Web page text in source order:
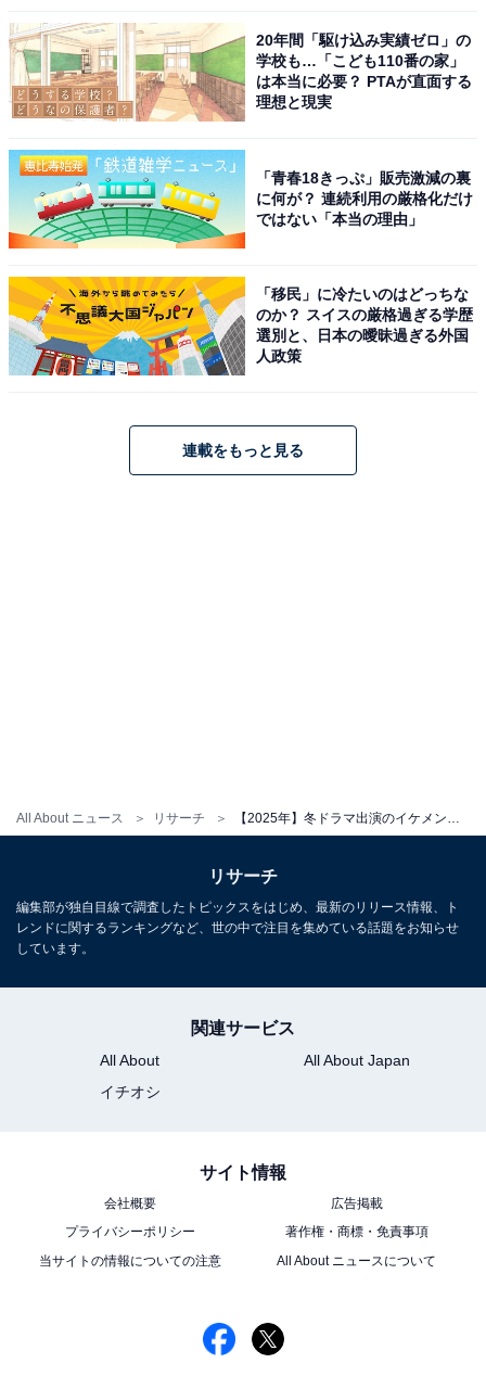
All About ニュース リサーチ 【2025年】冬ドラマ出演のイケメンだと思う男性俳優ランキング！ 「横浜流星」を僅差で抑えた1位は？
20年間「駆け込み実績ゼロ」の
学校も…「こども110番の家」
は本当に必要？ PTAが直面する
理想と現実
「青春18きっぷ」販売激減の裏
に何が？ 連続利用の厳格化だけ
ではない「本当の理由」
「移民」に冷たいのはどっちな
のか？ スイスの厳格過ぎる学歴
選別と、日本の曖昧過ぎる外国
人政策
連載をもっと見る
リサーチ
編集部が独自目線で調査したトピックスをはじめ、最新のリリース情報、ト
レンドに関するランキングなど、世の中で注目を集めている話題をお知らせ
しています。
関連サービス
All About
All About Japan
イチオシ
サイト情報
会社概要
広告掲載
プライバシーポリシー
著作権・商標・免責事項
当サイトの情報についての注意
All About ニュースについて